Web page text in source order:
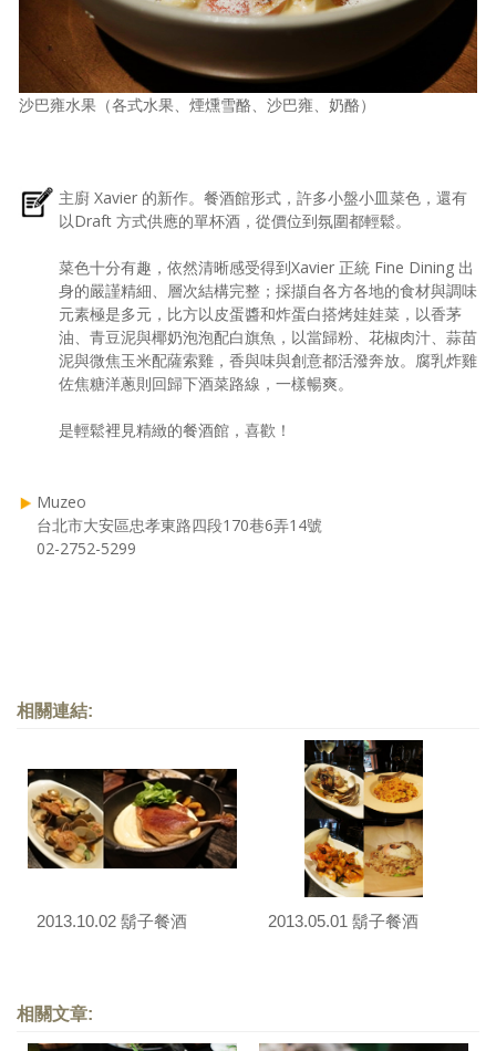
沙巴雍水果（各式水果、煙燻雪酪、沙巴雍、奶酪）
主廚 Xavier 的新作。餐酒館形式，許多小盤小皿菜色，還有
以Draft 方式供應的單杯酒，從價位到氛圍都輕鬆。
菜色十分有趣，依然清晰感受得到Xavier 正統 Fine Dining 出
身的嚴謹精細、層次結構完整；採擷自各方各地的食材與調味
元素極是多元，比方以皮蛋醬和炸蛋白搭烤娃娃菜，以香茅
油、青豆泥與椰奶泡泡配白旗魚，以當歸粉、花椒肉汁、蒜苗
泥與微焦玉米配薩索雞，香與味與創意都活潑奔放。腐乳炸雞
佐焦糖洋蔥則回歸下酒菜路線，一樣暢爽。
是輕鬆裡見精緻的餐酒館，喜歡！
Muzeo
台北市大安區忠孝東路四段170巷6弄14號
02-2752-5299
相關連結:
2013.10.02 鬍子餐酒 2013.05.01 鬍子餐酒
相關文章: